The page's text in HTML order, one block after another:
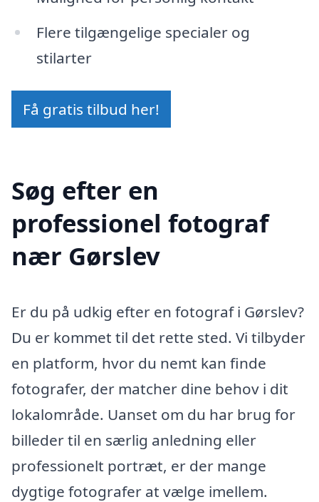
Flere tilgængelige specialer og
stilarter
Få gratis tilbud her!
Søg efter en
professionel fotograf
nær Gørslev
Er du på udkig efter en fotograf i Gørslev?
Du er kommet til det rette sted. Vi tilbyder
en platform, hvor du nemt kan finde
fotografer, der matcher dine behov i dit
lokalområde. Uanset om du har brug for
billeder til en særlig anledning eller
professionelt portræt, er der mange
dygtige fotografer at vælge imellem.